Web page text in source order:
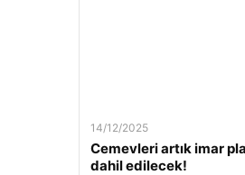
14/12/2025
Cemevleri artık imar
dahil edilecek!